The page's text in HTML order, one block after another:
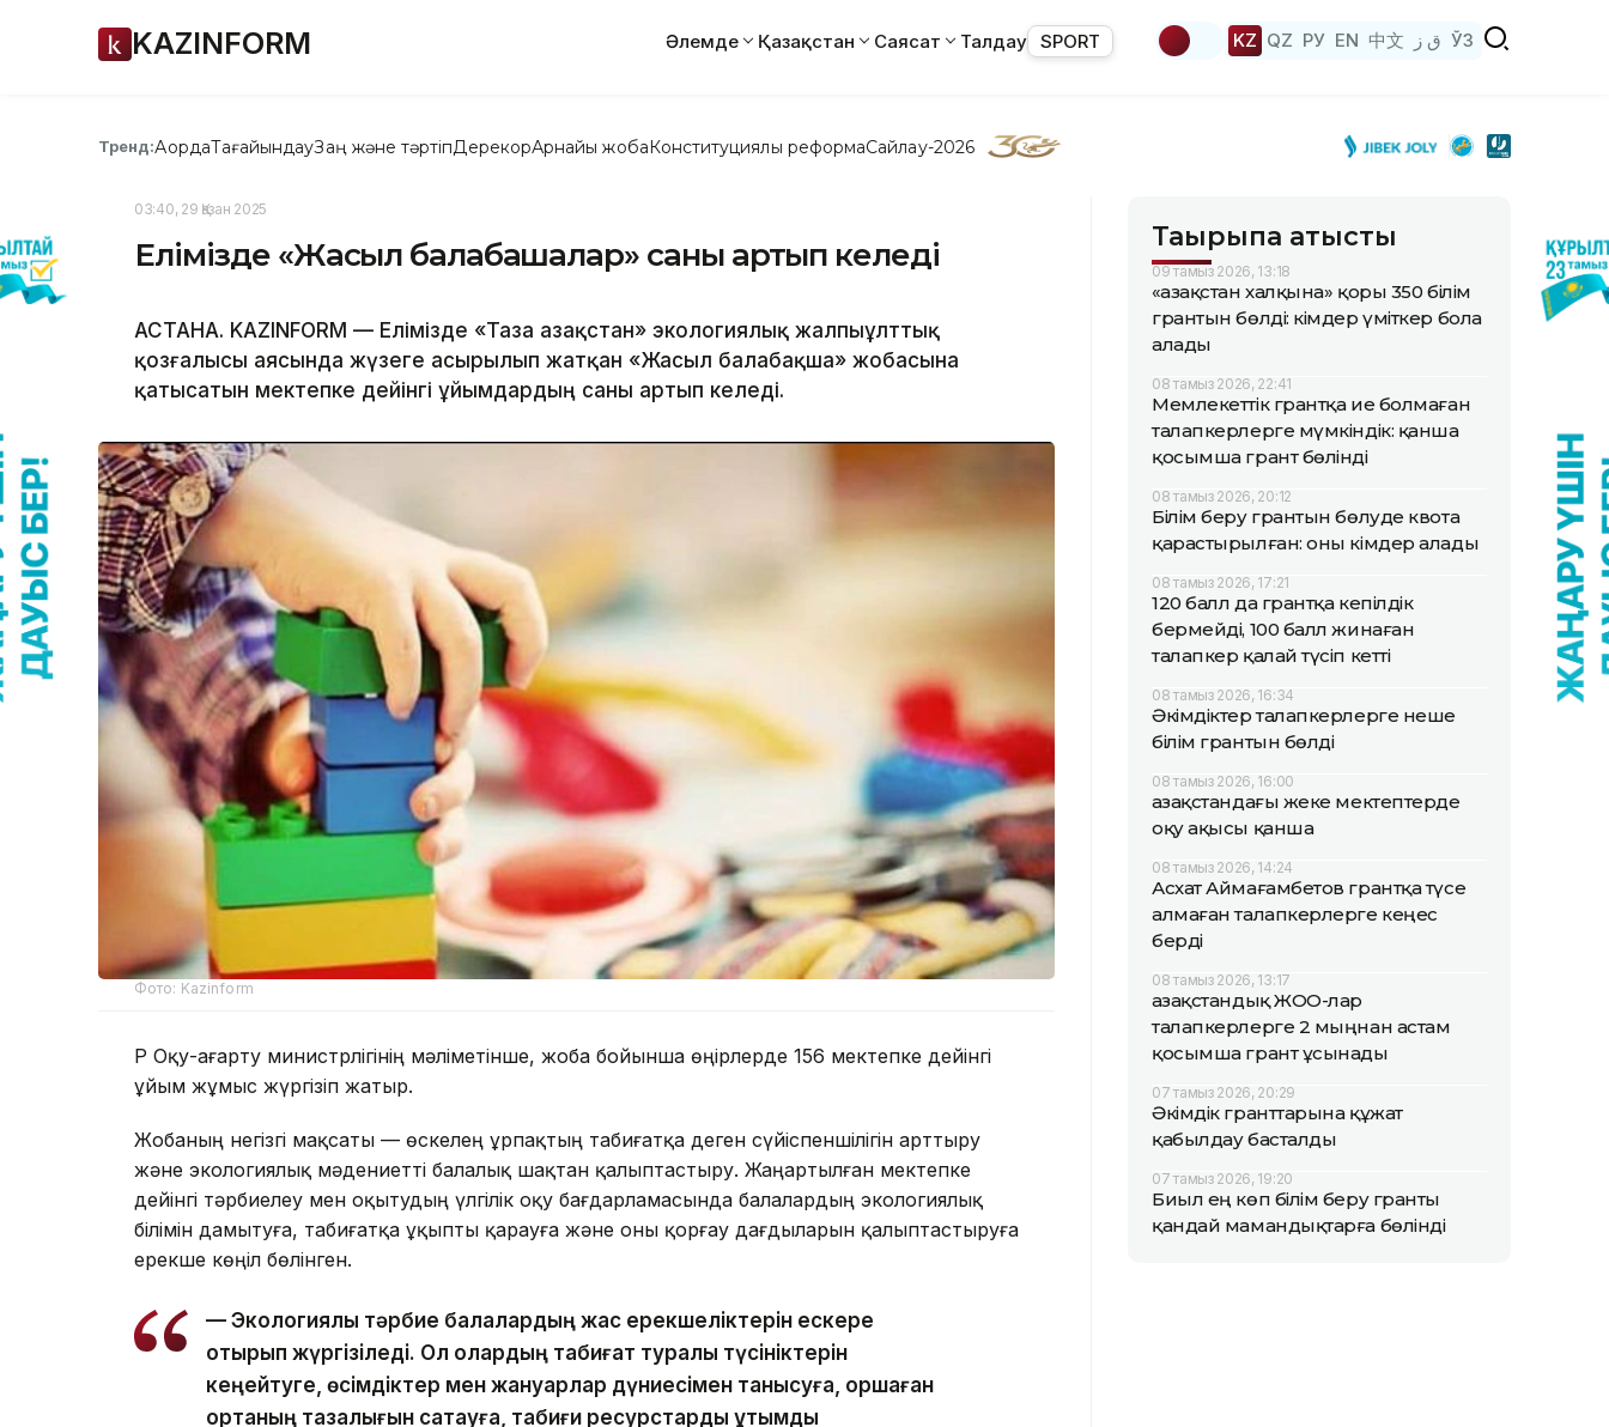
KAZINFORM Әлемде Қазақстан Саясат Талдау SPORT KZ QZ РУ EN 中文 ق ز ЎЗ
Тренд:АқордаТағайындауЗаң және тәртіпДерекқорАрнайы жобаКонституциялық реформаСайлау-2026
03:40, 29 Қазан 2025
Елімізде «Жасыл балабақшалар» саны артып келеді
АСТАНА. KAZINFORM — Елімізде «Таза Қазақстан» экологиялық жалпыұлттық
қозғалысы аясында жүзеге асырылып жатқан «Жасыл балабақша» жобасына
қатысатын мектепке дейінгі ұйымдардың саны артып келеді.
Фото: Kazinform
ҚР Оқу-ағарту министрлігінің мәліметінше, жоба бойынша өңірлерде 156 мектепке дейінгі
ұйым жұмыс жүргізіп жатыр.
Жобаның негізгі мақсаты — өскелең ұрпақтың табиғатқа деген сүйіспеншілігін арттыру
және экологиялық мәдениетті балалық шақтан қалыптастыру. Жаңартылған мектепке
дейінгі тәрбиелеу мен оқытудың үлгілік оқу бағдарламасында балалардың экологиялық
білімін дамытуға, табиғатқа ұқыпты қарауға және оны қорғау дағдыларын қалыптастыруға
ерекше көңіл бөлінген.
— Экологиялық тәрбие балалардың жас ерекшеліктерін ескере
отырып жүргізіледі. Ол олардың табиғат туралы түсініктерін
кеңейтуге, өсімдіктер мен жануарлар дүниесімен танысуға, қоршаған
ортаның тазалығын сақтауға, табиғи ресурстарды ұтымды
Тақырыпқа қатысты
09 тамыз 2026, 13:18
«Қазақстан халқына» қоры 350 білім
грантын бөлді: кімдер үміткер бола
алады
08 тамыз 2026, 22:41
Мемлекеттік грантқа ие болмаған
талапкерлерге мүмкіндік: қанша
қосымша грант бөлінді
08 тамыз 2026, 20:12
Білім беру грантын бөлуде квота
қарастырылған: оны кімдер алады
08 тамыз 2026, 17:21
120 балл да грантқа кепілдік
бермейді, 100 балл жинаған
талапкер қалай түсіп кетті
08 тамыз 2026, 16:34
Әкімдіктер талапкерлерге неше
білім грантын бөлді
08 тамыз 2026, 16:00
Қазақстандағы жеке мектептерде
оқу ақысы қанша
08 тамыз 2026, 14:24
Асхат Аймағамбетов грантқа түсе
алмаған талапкерлерге кеңес
берді
08 тамыз 2026, 13:17
Қазақстандық ЖОО-лар
талапкерлерге 2 мыңнан астам
қосымша грант ұсынады
07 тамыз 2026, 20:29
Әкімдік гранттарына құжат
қабылдау басталды
07 тамыз 2026, 19:20
Биыл ең көп білім беру гранты
қандай мамандықтарға бөлінді